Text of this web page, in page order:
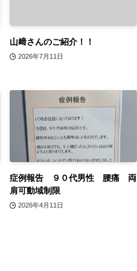
山﨑さんのご紹介！！
2026年7月11日
症例報告 ９０代男性 腰痛 両
肩可動域制限
2026年4月11日